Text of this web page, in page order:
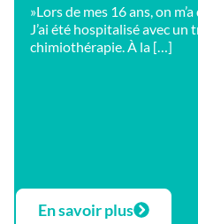
»Lors de mes 16 ans, on
J’ai été hospitalisé avec
chimiothérapie. À la […]
En savoir plus